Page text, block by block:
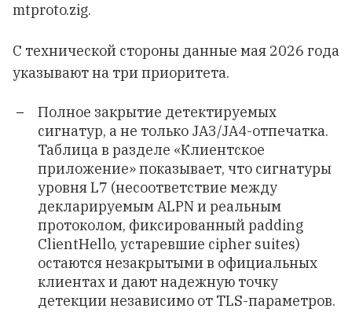
mtproto.zig.
С технической стороны данные мая 2026 года
указывают на три приоритета.
Полное закрытие детектируемых
сигнатур, а не только JA3/JA4-отпечатка.
Таблица в разделе «Клиентское
приложение» показывает, что сигнатуры
уровня L7 (несоответствие между
декларируемым ALPN и реальным
протоколом, фиксированный padding
ClientHello, устаревшие cipher suites)
остаются незакрытыми в официальных
клиентах и дают надежную точку
детекции независимо от TLS-параметров.